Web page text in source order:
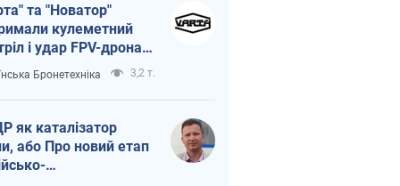
та "Новатор"
кулеметний
і удар FPV-дрона,
життя
ЗСУ
Бронетехніка 3,2 т.
як каталізатор
або Про новий етап